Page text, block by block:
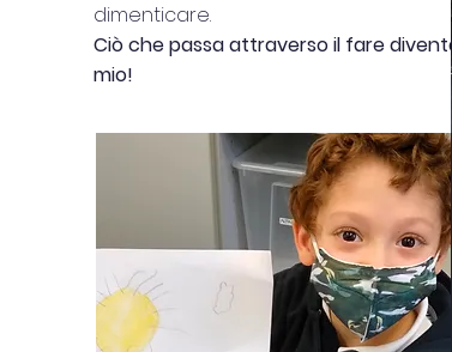
dimenticare.
Ciò che passa attraverso il fare diventa
mio!